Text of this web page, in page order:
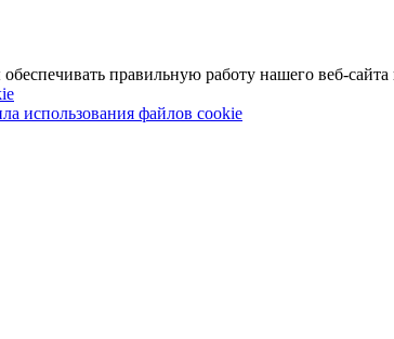
правильную работу нашего веб-сайта
использования файлов cookie